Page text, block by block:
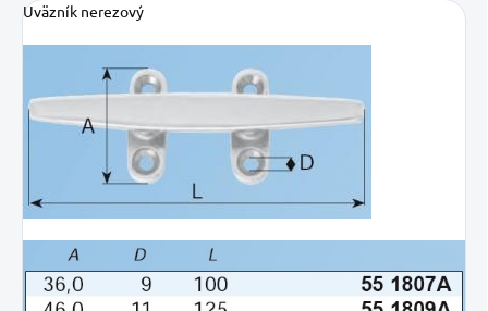
Uväzník nerezový